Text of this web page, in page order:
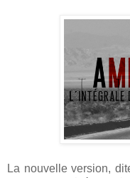
La nouvelle version,